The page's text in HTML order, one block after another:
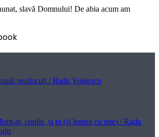
slavă Domnului! De abia acum am
nenăscuți / Radu Voinescu
ai, copile, și tu (și lumea cu tine) / Radu